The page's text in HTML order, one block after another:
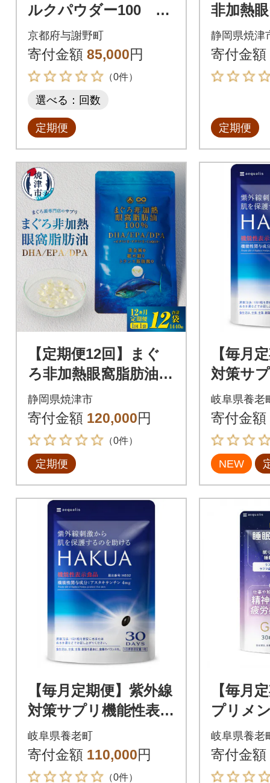
ルクパウダー100 世
界で初めての食べる
絹 プロテインサプリ
メント全3回
京都府与謝野町
寄付金額 85,000円
（0件）
選べる：回数
定期便
非加熱
EPAサ
粒/1袋
9)
静岡県焼津
寄付金額
定期便
【定期便12回】まぐ
ろ非加熱眼窩脂肪油D
HAEPAサプリメント1
20粒×12ヶ月(b120-04
5)
静岡県焼津市
寄付金額 120,000円
（0件）
定期便
【毎月
対策サ
食品ア
ン配合
90日90
岐阜県養老
寄付金額
NEW
【毎月定期便】紫外線
対策サプリ機能性表示
食品アスタキサンチ
ン配合HAKUAハクア
6袋180粒全4回
岐阜県養老町
寄付金額 110,000円
（0件）
【毎月
プリメ
ル 機能
フマ
粒)全4回
岐阜県養老
寄付金額